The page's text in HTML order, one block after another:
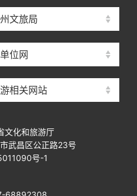
文旅局
位网
相关网站
文化和旅游厅
武昌区公正路23号
号-1